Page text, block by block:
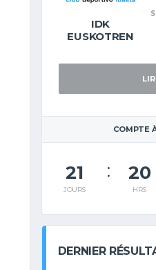
IDK
EUSKOTREN
COMPTE
21
JOURS
20
HRS
DERNIER